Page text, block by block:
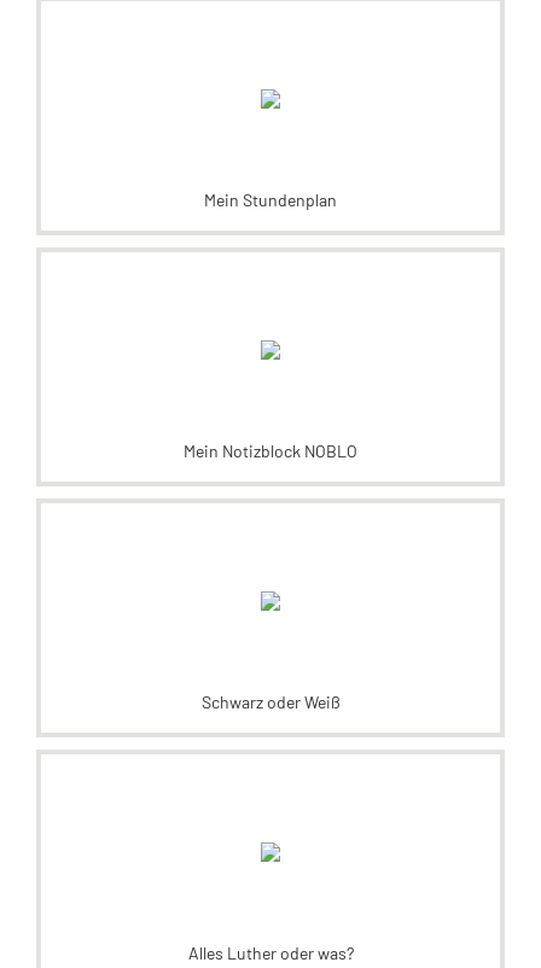
Mein Stundenplan
Mein Notizblock NOBLO
Schwarz oder Weiß
Alles Luther oder was?